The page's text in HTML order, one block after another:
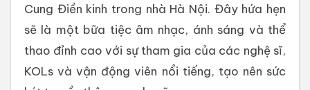
Cung Điền kinh trong nhà Hà Nội. Đây hứa hẹn
sẽ là một bữa tiệc âm nhạc, ánh sáng và thể
thao đỉnh cao với sự tham gia của các nghệ sĩ,
KOLs và vận động viên nổi tiếng, tạo nên sức